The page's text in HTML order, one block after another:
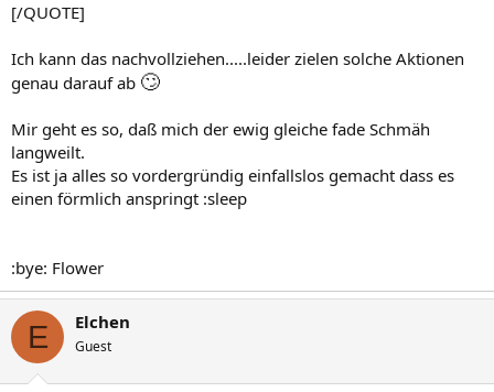
[/QUOTE]
Ich kann das nachvollziehen.....leider zielen solche Aktionen
genau darauf ab 🙄
Mir geht es so, daß mich der ewig gleiche fade Schmäh
langweilt.
Es ist ja alles so vordergründig einfallslos gemacht dass es
einen förmlich anspringt :sleep
:bye: Flower
E Elchen
Guest